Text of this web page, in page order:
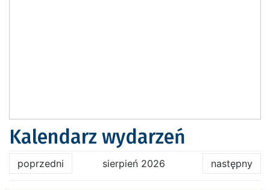
Kalendarz wydarzeń
poprzedni sierpień 2026 następny